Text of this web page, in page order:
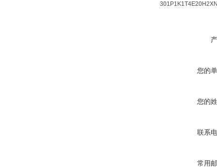
您的
您的
联系
常用